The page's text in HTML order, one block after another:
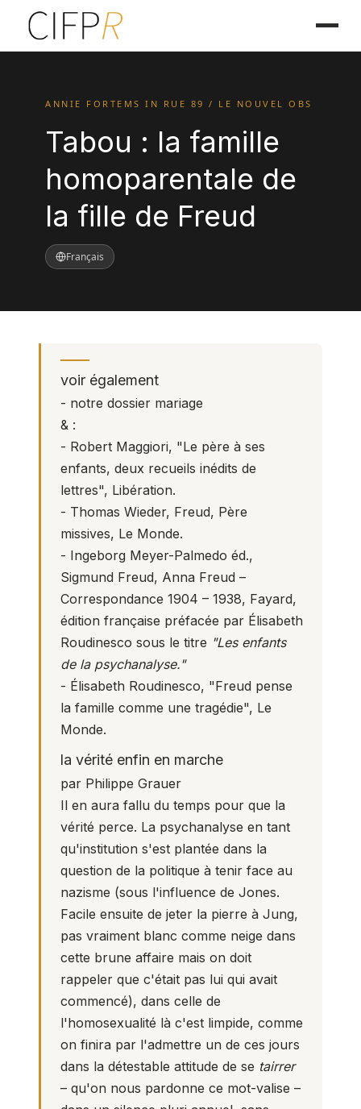
ANNIE FORTEMS IN RUE 89 / LE NOUVEL OBS
Tabou : la famille
homoparentale de
la fille de Freud
Français
voir également
- notre dossier mariage
& :
- Robert Maggiori, "Le père à ses
enfants, deux recueils inédits de
lettres", Libération.
- Thomas Wieder, Freud, Père
missives, Le Monde.
- Ingeborg Meyer-Palmedo éd.,
Sigmund Freud, Anna Freud –
Correspondance 1904 – 1938, Fayard,
édition française préfacée par Élisabeth
Roudinesco sous le titre "Les enfants
de la psychanalyse."
- Élisabeth Roudinesco, "Freud pense
la famille comme une tragédie", Le
Monde.
la vérité enfin en marche
par Philippe Grauer
Il en aura fallu du temps pour que la
vérité perce. La psychanalyse en tant
qu'institution s'est plantée dans la
question de la politique à tenir face au
nazisme (sous l'influence de Jones.
Facile ensuite de jeter la pierre à Jung,
pas vraiment blanc comme neige dans
cette brune affaire mais on doit
rappeler que c'était pas lui qui avait
commencé), dans celle de
l'homosexualité là c'est limpide, comme
on finira par l'admettre un de ces jours
dans la détestable attitude de se tairrer
– qu'on nous pardonne ce mot-valise –